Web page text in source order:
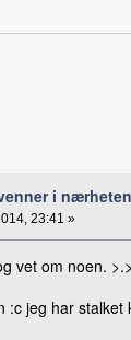
i nærheten
23:41 »
vet om noen.
:c jeg har stalket